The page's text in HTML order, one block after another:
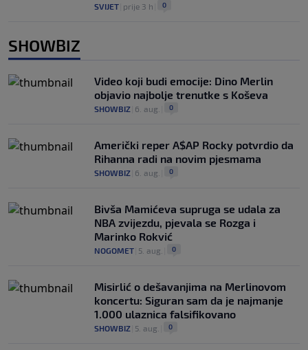
SVIJET prije 3 h 0
SHOWBIZ
Video koji budi emocije: Dino Merlin
objavio najbolje trenutke s Koševa
SHOWBIZ 6. aug. 0
Američki reper A$AP Rocky potvrdio da
Rihanna radi na novim pjesmama
SHOWBIZ 6. aug. 0
Bivša Mamićeva supruga se udala za
NBA zvijezdu, pjevala se Rozga i
Marinko Rokvić
NOGOMET 5. aug. 0
Misirlić o dešavanjima na Merlinovom
koncertu: Siguran sam da je najmanje
1.000 ulaznica falsifikovano
SHOWBIZ 5. aug. 0